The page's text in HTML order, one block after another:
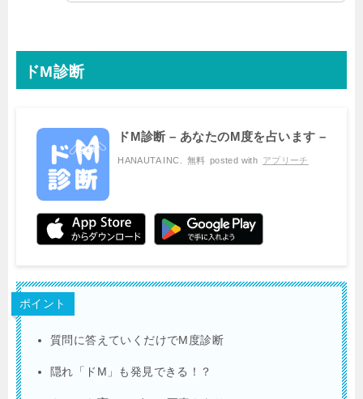
ドM診断
ドM診断 – あなたのM度を占います –
HANAUTA INC. 無料 posted with アプリーチ
ポイント
質問に答えていくだけでM度診断
隠れ「ドM」も発見できる！？